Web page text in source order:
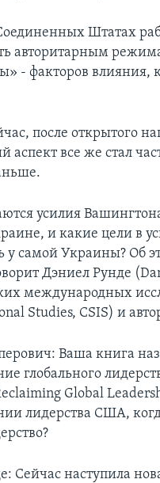
Штатах
авторитарным
- факторов влияния,
после открытого
аспект все же стал
усилия
и какие цели в
самой Украины? Об
Дэниел Рунде
международных
Studies, CSIS) и
Ваша книга
глобального
Global
лидерства США,
Сейчас наступила